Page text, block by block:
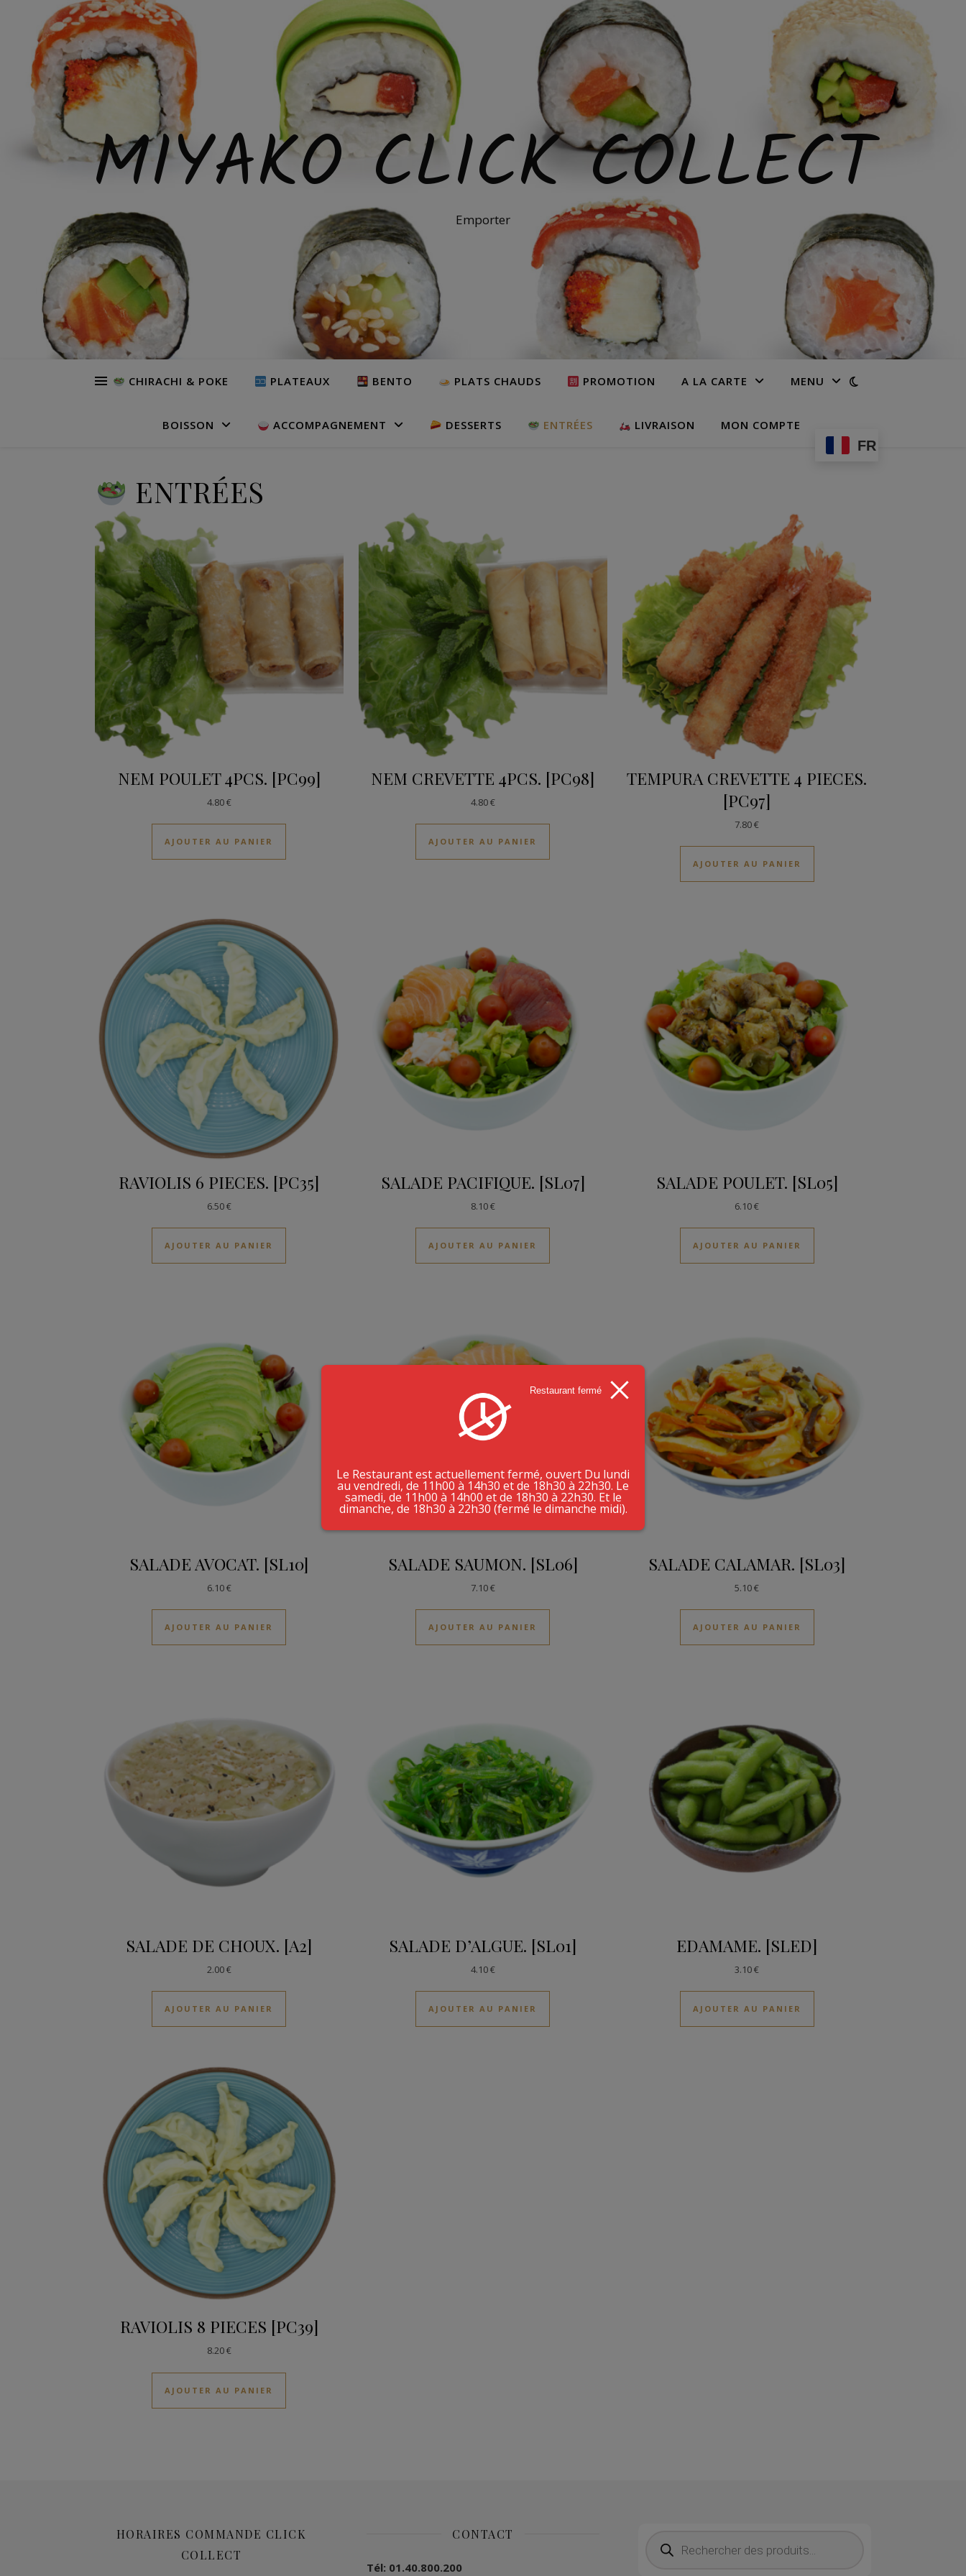
MIYAKO CLICK COLLECT
Emporter
CHIRACHI & POKE PLATEAUX BENTO PLATS CHAUDS PROMOTION A LA CARTE MENU
BOISSON ACCOMPAGNEMENT DESSERTS ENTRÉES LIVRAISON MON COMPTE
FR
ENTRÉES
NEM POULET 4PCS. [PC99]
4.80€
AJOUTER AU PANIER
NEM CREVETTE 4PCS. [PC98]
4.80€
AJOUTER AU PANIER
TEMPURA CREVETTE 4 PIECES.
[PC97]
7.80€
AJOUTER AU PANIER
RAVIOLIS 6 PIECES. [PC35]
6.50€
AJOUTER AU PANIER
SALADE PACIFIQUE. [SL07]
8.10€
AJOUTER AU PANIER
SALADE POULET. [SL05]
6.10€
AJOUTER AU PANIER
SALADE AVOCAT. [SL10]
6.10€
AJOUTER AU PANIER
SALADE SAUMON. [SL06]
7.10€
AJOUTER AU PANIER
SALADE CALAMAR. [SL03]
5.10€
AJOUTER AU PANIER
SALADE DE CHOUX. [A2]
2.00€
AJOUTER AU PANIER
SALADE D’ALGUE. [SL01]
4.10€
AJOUTER AU PANIER
EDAMAME. [SLED]
3.10€
AJOUTER AU PANIER
RAVIOLIS 8 PIECES [PC39]
8.20€
AJOUTER AU PANIER
HORAIRES COMMANDE CLICK
COLLECT
CONTACT
Tél: 01.40.800.200
Restaurant fermé
Le Restaurant est actuellement fermé, ouvert Du lundi
au vendredi, de 11h00 à 14h30 et de 18h30 à 22h30. Le
samedi, de 11h00 à 14h00 et de 18h30 à 22h30. Et le
dimanche, de 18h30 à 22h30 (fermé le dimanche midi).